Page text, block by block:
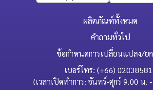
ผลิตภัณฑ์ทั้งหมด
คำถามทั่วไป
ข้อกำหนดการเปลี่ยนแปลง/ยก
เบอร์โทร: (+66)
(เวลาเปิดทำการ: จันทร์-ศุกร์ 9.00 น.